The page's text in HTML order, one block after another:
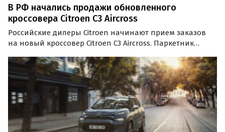
В РФ начались продажи обновленного
кроссовера Citroen C3 Aircross
Российские дилеры Citroen начинают прием заказов
на новый кроссовер Citroen C3 Aircross. Паркетник
двигателя и трансмиссии по цене от 1 529 000 до 2 079
000 рублей, сообщает пресс-служба Citroen.